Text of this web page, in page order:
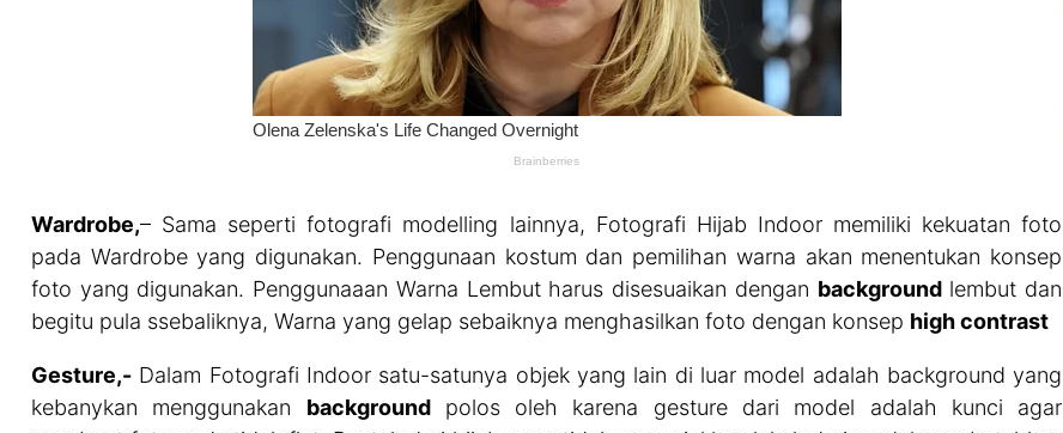
Wardrobe,– Sama seperti fotografi modelling lainnya, Fotografi Hijab Indoor memiliki kekuatan foto
pada Wardrobe yang digunakan. Penggunaan kostum dan pemilihan warna akan menentukan konsep
foto yang digunakan. Penggunaaan Warna Lembut harus disesuaikan dengan backgroundlembut dan
begitu pula ssebaliknya, Warna yang gelap sebaiknya menghasilkan foto dengan konsep high contrast
Gesture,- Dalam Fotografi Indoor satu-satunya objek yang lain di luar model adalah background yang
kebanykan menggunakan backgroundpolos oleh karena gesture dari model adalah kunci agar